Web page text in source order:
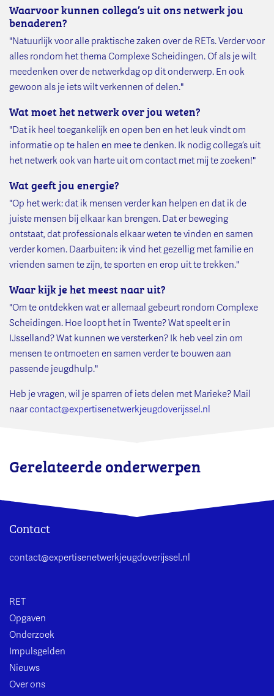
Waarvoor kunnen collega’s uit ons netwerk jou
benaderen?
"Natuurlijk voor alle praktische zaken over de RETs. Verder voor
alles rondom het thema Complexe Scheidingen. Of als je wilt
meedenken over de netwerkdag op dit onderwerp. En ook
gewoon als je iets wilt verkennen of delen."
Wat moet het netwerk over jou weten?
"Dat ik heel toegankelijk en open ben en het leuk vindt om
informatie op te halen en mee te denken. Ik nodig collega’s uit
het netwerk ook van harte uit om contact met mij te zoeken!"
Wat geeft jou energie?
"Op het werk: dat ik mensen verder kan helpen en dat ik de
juiste mensen bij elkaar kan brengen. Dat er beweging
ontstaat, dat professionals elkaar weten te vinden en samen
verder komen. Daarbuiten: ik vind het gezellig met familie en
vrienden samen te zijn, te sporten en erop uit te trekken."
Waar kijk je het meest naar uit?
"Om te ontdekken wat er allemaal gebeurt rondom Complexe
Scheidingen. Hoe loopt het in Twente? Wat speelt er in
IJsselland? Wat kunnen we versterken? Ik heb veel zin om
mensen te ontmoeten en samen verder te bouwen aan
passende jeugdhulp."
Heb je vragen, wil je sparren of iets delen met Marieke? Mail
naarcontact@expertisenetwerkjeugdoverijssel.nl
Gerelateerde onderwerpen
Contact
contact@expertisenetwerkjeugdoverijssel.nl
RET
Opgaven
Onderzoek
Impulsgelden
Nieuws
Over ons